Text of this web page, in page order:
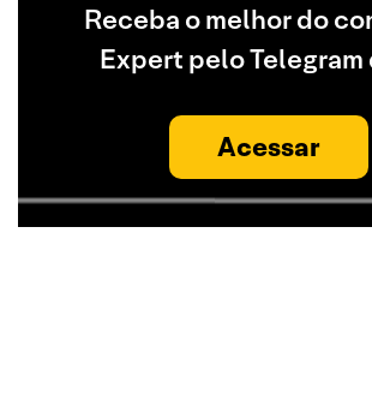
Receba o melhor do
Expert pelo Telegram
Acessar